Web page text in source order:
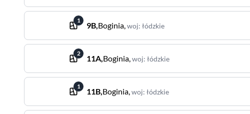
1
9B,Boginia,woj: łódzkie
2
11A,Boginia,woj: łódzkie
1
11B,Boginia,woj: łódzkie